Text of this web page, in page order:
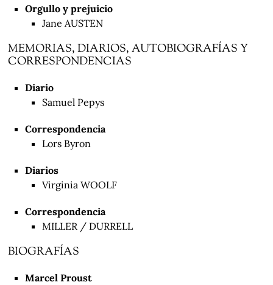
Orgullo y prejuicio
Jane AUSTEN
MEMORIAS, DIARIOS, AUTOBIOGRAFÍAS Y
CORRESPONDENCIAS
Diario
Samuel Pepys
Correspondencia
Lors Byron
Diarios
Virginia WOOLF
Correspondencia
MILLER / DURRELL
BIOGRAFÍAS
Marcel Proust